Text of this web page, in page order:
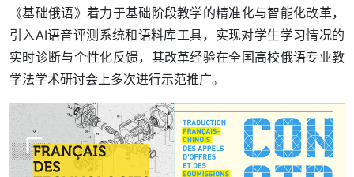
《基础俄语》着力于基础阶段教学的精准化与智能化改革，
引入AI语音评测系统和语料库工具，实现对学生学习情况的
实时诊断与个性化反馈，其改革经验在全国高校俄语专业教
学法学术研讨会上多次进行示范推广。